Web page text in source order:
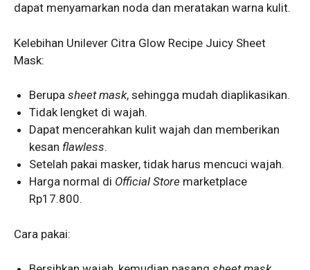
dapat menyamarkan noda dan meratakan warna kulit.
Kelebihan Unilever Citra Glow Recipe Juicy Sheet
Mask:
Berupasheet mask, sehingga mudah diaplikasikan.
Tidak lengket di wajah.
Dapat mencerahkan kulit wajah dan memberikan
kesan flawless.
Setelah pakai masker, tidak harus mencuci wajah.
Harga normal di Official Store marketplace
Rp17.800.
Cara pakai: